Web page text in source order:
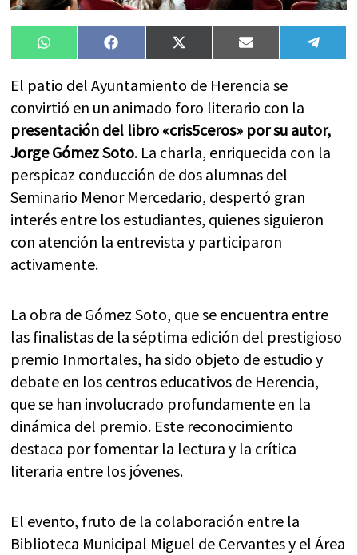
Compartir
en
WhatsAppCompartir
en
FacebookCompartir
en
X
(Twitter)
Compartir
en
Email
en
El patio del Ayuntamiento de Herencia se
convirtió en un animado foro literario con la
presentación del libro «cris5ceros» por su autor,
Jorge Gómez Soto. La charla, enriquecida con la
perspicaz conducción de dos alumnas del
Seminario Menor Mercedario, despertó gran
interés entre los estudiantes, quienes siguieron
con atención la entrevista y participaron
activamente.
La obra de Gómez Soto, que se encuentra entre
las finalistas de la séptima edición del prestigioso
premio Inmortales, ha sido objeto de estudio y
debate en los centros educativos de Herencia,
que se han involucrado profundamente en la
dinámica del premio. Este reconocimiento
destaca por fomentar la lectura y la crítica
literaria entre los jóvenes.
El evento, fruto de la colaboración entre la
Biblioteca Municipal Miguel de Cervantes y el Área